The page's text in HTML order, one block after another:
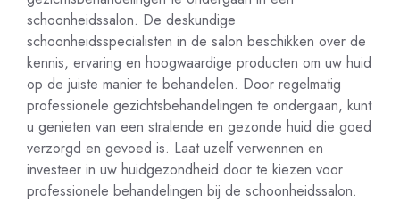
schoonheidssalon. De deskundige
schoonheidsspecialisten in de salon beschikken over de
kennis, ervaring en hoogwaardige producten om uw huid
op de juiste manier te behandelen. Door regelmatig
professionele gezichtsbehandelingen te ondergaan, kunt
u genieten van een stralende en gezonde huid die goed
verzorgd en gevoed is. Laat uzelf verwennen en
investeer in uw huidgezondheid door te kiezen voor
professionele behandelingen bij de schoonheidssalon.